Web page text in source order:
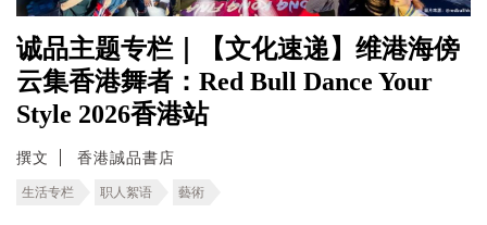
诚品主题专栏｜【文化速递】维港海傍
云集香港舞者：Red Bull Dance Your
Style 2026香港站
撰文 香港誠品書店
生活专栏 职人絮语 藝術